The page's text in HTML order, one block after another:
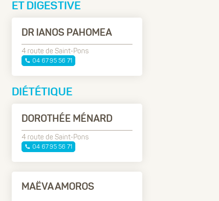
ET DIGESTIVE
DR IANOS PAHOMEA
4 route de Saint-Pons
04 67 95 56 71
DIÉTÉTIQUE
DOROTHÉE MÉNARD
4 route de Saint-Pons
04 67 95 56 71
MAËVA AMOROS